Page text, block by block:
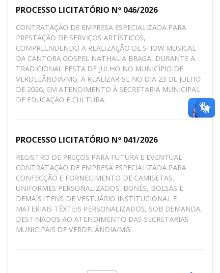
PROCESSO LICITATÓRIO Nº 046/2026
CONTRATAÇÃO DE EMPRESA ESPECIALIZADA PARA
PRESTAÇÃO DE SERVIÇOS ARTÍSTICOS,
COMPREENDENDO A REALIZAÇÃO DE SHOW MUSICAL
DA CANTORA GOSPEL NATHALIA BRAGA, DURANTE A
TRADICIONAL FESTA DE JULHO NO MUNICÍPIO DE
VERDELÂNDIA/MG, A REALIZAR-SE NO DIA 23 DE JULHO
DE 2026, EM ATENDIMENTO À SECRETARIA MUNICIPAL
DE EDUCAÇÃO E CULTURA.
PROCESSO LICITATÓRIO Nº 041/2026
REGISTRO DE PREÇOS PARA FUTURA E EVENTUAL
CONTRATAÇÃO DE EMPRESA ESPECIALIZADA PARA
CONFECÇÃO E FORNECIMENTO DE CAMISETAS,
UNIFORMES PERSONALIZADOS, BONÉS, BOLSAS E
DEMAIS ITENS DE VESTUÁRIO INSTITUCIONAL E
MATERIAIS TÊXTEIS PERSONALIZADOS, SOB DEMANDA,
DESTINADOS AO ATENDIMENTO DAS SECRETARIAS
MUNICIPAIS DE VERDELÂNDIA/MG.